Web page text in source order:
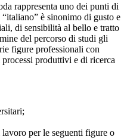
rappresenta uno dei punti di
è sinonimo di gusto e
di sensibilità al bello e tratto
del percorso di studi gli
figure professionali con
produttivi e di ricerca
per le seguenti figure o